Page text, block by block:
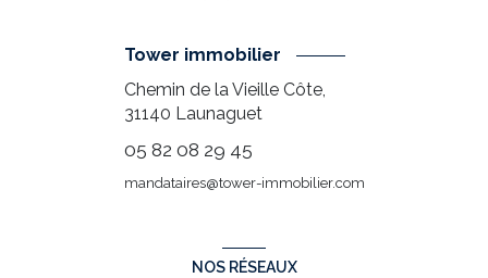
Tower immobilier
Chemin de la Vieille Côte,
31140 Launaguet
05 82 08 29 45
mandataires@tower-immobilier.com
NOS RÉSEAUX